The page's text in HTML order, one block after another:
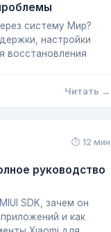
систему Мир?
настройки
восстановления
Читать →
⏱ 12 мин
руководство
SDK, зачем он
и как